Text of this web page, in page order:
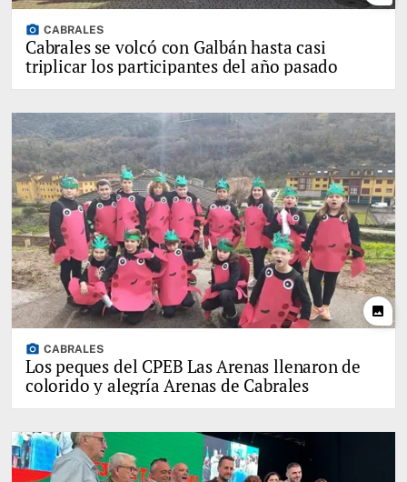
photo_camera CABRALES
Cabrales se volcó con Galbán hasta casi
triplicar los participantes del año pasado
photo
photo_camera CABRALES
Los peques del CPEB Las Arenas llenaron de
colorido y alegría Arenas de Cabrales